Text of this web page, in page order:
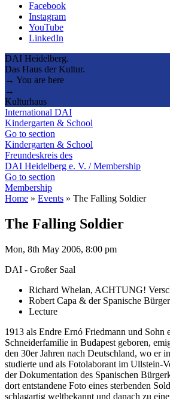
Facebook
Instagram
YouTube
LinkedIn
DAI Heidelberg.
Das Haus der Kultur.
→ You are here
→
Kulturhaus
International DAI
Kindergarten & School
Go to section
Kindergarten & School
Freundeskreis des
DAI Heidelberg e. V. / Membership
Go to section
Membership
Home » Events » The Falling Soldier
The Falling Soldier
Mon, 8th May 2006, 8:00 pm
DAI - Großer Saal
Richard Whelan, ACHTUNG!
Robert Capa & der Spanische
Lecture
1913 als Endre Ernó Friedmann und Sohn
Schneiderfamilie in Budapest geboren,
den 30er Jahren nach Deutschland, wo er
studierte und als Fotolaborant im Ullstein-
der Dokumentation des Spanischen
dort entstandene Foto eines sterbenden
schlagartig weltbekannt und danach zu